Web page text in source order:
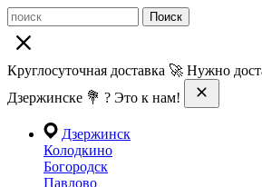
Поиск
Круглосуточная доставка 🚀 Нужно
Дзержинске 💐 ? Это к нам!
Дзержинск
Колодкино
Богородск
Павлово